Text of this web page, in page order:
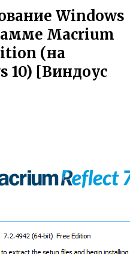
Windows
Macrium
(на
10) [Виндоус